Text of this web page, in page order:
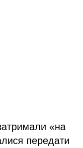
«на
передати